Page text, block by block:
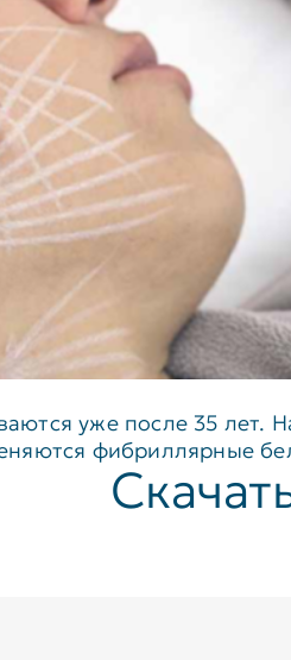
уже после 35 лет.
фибриллярные